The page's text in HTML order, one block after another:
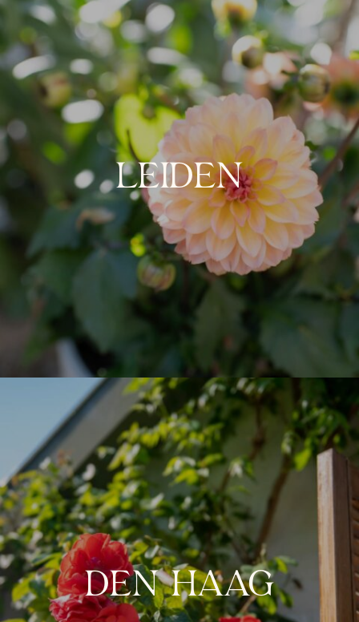
LEIDEN
DEN HAAG